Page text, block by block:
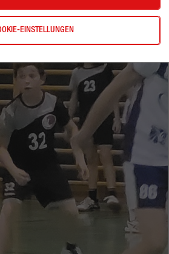
EINSTELLUNGEN